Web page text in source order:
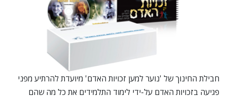
חבילת החינוך של 'נוער למען זכויות האדם' מיועדת להרתיע מפני
פגיעה בזכויות האדם על-ידי לימוד התלמידים את כל מה שהם